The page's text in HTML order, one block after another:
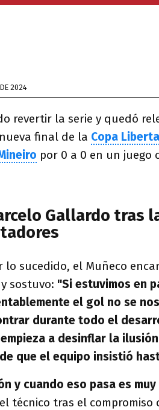
2024
revertir la serie y quedó
final de la Copa
por 0 a 0 en un juego
Gallardo tras
sucedido, el Muñeco
sostuvo: "Si estuvimos en
el gol no se
durante todo el
a desinflar la
que el equipo insistió
y cuando eso pasa es
técnico tras el compromiso